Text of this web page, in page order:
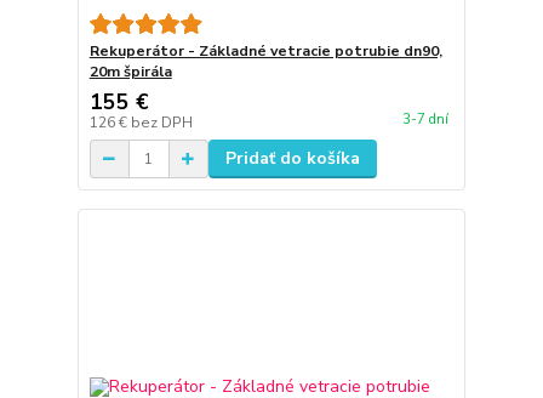
Rekuperátor - Základné vetracie potrubie dn90,
20m špirála
155 €
126 € bez DPH 3-7 dní
Pridať do košíka